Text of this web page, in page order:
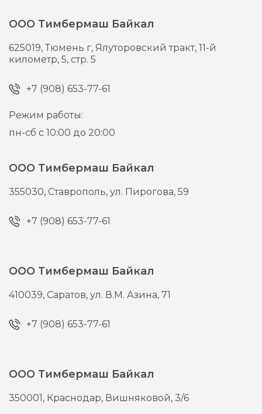
ООО Тимбермаш Байкал
625019,Тюмень г, Ялуторовский тракт, 11-й
километр, 5, стр. 5
+7 (908) 653-77-61
Режим работы:
пн-сб с 10:00 до 20:00
ООО Тимбермаш Байкал
355030, Ставрополь,ул. Пирогова, 59
+7 (908) 653-77-61
ООО Тимбермаш Байкал
410039, Саратов,ул. В.М. Азина, 71
+7 (908) 653-77-61
ООО Тимбермаш Байкал
350001, Краснодар, Вишняковой, 3/6